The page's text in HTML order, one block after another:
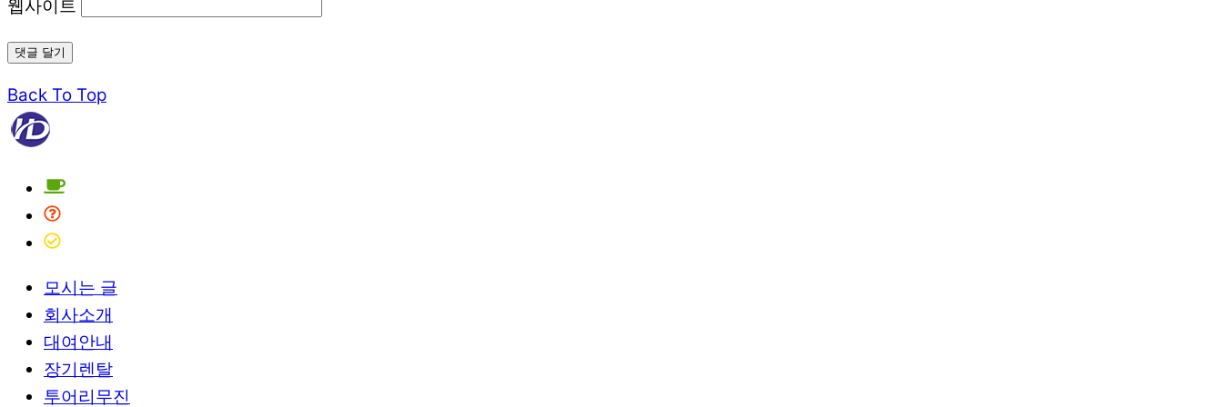
웹사이트
Back To Top
모시는 글
회사소개
대여안내
장기렌탈
투어리무진